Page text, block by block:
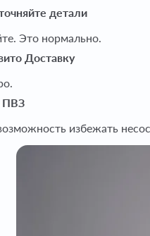
детали
Это нормально.
Доставку
ПВЗ
избежать